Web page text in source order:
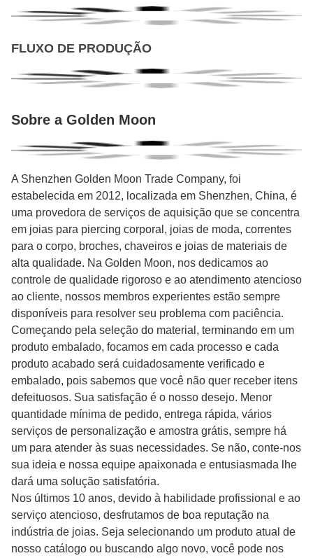
FLUXO DE PRODUÇÃO
Sobre a Golden Moon
A Shenzhen Golden Moon Trade Company, foi
estabelecida em 2012, localizada em Shenzhen, China, é
uma provedora de serviços de aquisição que se concentra
em joias para piercing corporal, joias de moda, correntes
para o corpo, broches, chaveiros e joias de materiais de
alta qualidade. Na Golden Moon, nos dedicamos ao
controle de qualidade rigoroso e ao atendimento atencioso
ao cliente, nossos membros experientes estão sempre
disponíveis para resolver seu problema com paciência.
Começando pela seleção do material, terminando em um
produto embalado, focamos em cada processo e cada
produto acabado será cuidadosamente verificado e
embalado, pois sabemos que você não quer receber itens
defeituosos. Sua satisfação é o nosso desejo. Menor
quantidade mínima de pedido, entrega rápida, vários
serviços de personalização e amostra grátis, sempre há
um para atender às suas necessidades. Se não, conte-nos
sua ideia e nossa equipe apaixonada e entusiasmada lhe
dará uma solução satisfatória.
Nos últimos 10 anos, devido à habilidade profissional e ao
serviço atencioso, desfrutamos de boa reputação na
indústria de joias. Seja selecionando um produto atual de
nosso catálogo ou buscando algo novo, você pode nos